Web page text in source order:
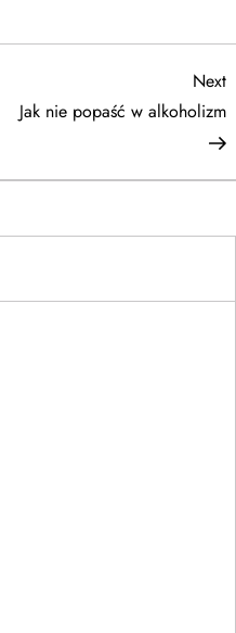
Next
Jak nie popaść w alkoholizm